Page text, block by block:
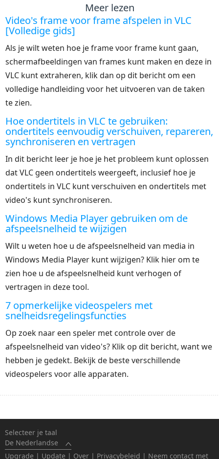
Meer lezen
Video's frame voor frame afspelen in VLC
[Volledige gids]
Als je wilt weten hoe je frame voor frame kunt gaan,
schermafbeeldingen van frames kunt maken en deze in
VLC kunt extraheren, klik dan op dit bericht om een
volledige handleiding voor het uitvoeren van de taken
te zien.
Hoe ondertitels in VLC te gebruiken:
ondertitels eenvoudig verschuiven, repareren,
synchroniseren en vertragen
In dit bericht leer je hoe je het probleem kunt oplossen
dat VLC geen ondertitels weergeeft, inclusief hoe je
ondertitels in VLC kunt verschuiven en ondertitels met
video's kunt synchroniseren.
Windows Media Player gebruiken om de
afspeelsnelheid te wijzigen
Wilt u weten hoe u de afspeelsnelheid van media in
Windows Media Player kunt wijzigen? Klik hier om te
zien hoe u de afspeelsnelheid kunt verhogen of
vertragen in deze tool.
7 opmerkelijke videospelers met
snelheidsregelingsfuncties
Op zoek naar een speler met controle over de
afspeelsnelheid van video's? Klik op dit bericht, want we
hebben je gedekt. Bekijk de beste verschillende
videospelers voor alle apparaten.
Upgrade | Update | Over | Privacybeleid | Neem contact met
Selecteer je taal
De Nederlandse